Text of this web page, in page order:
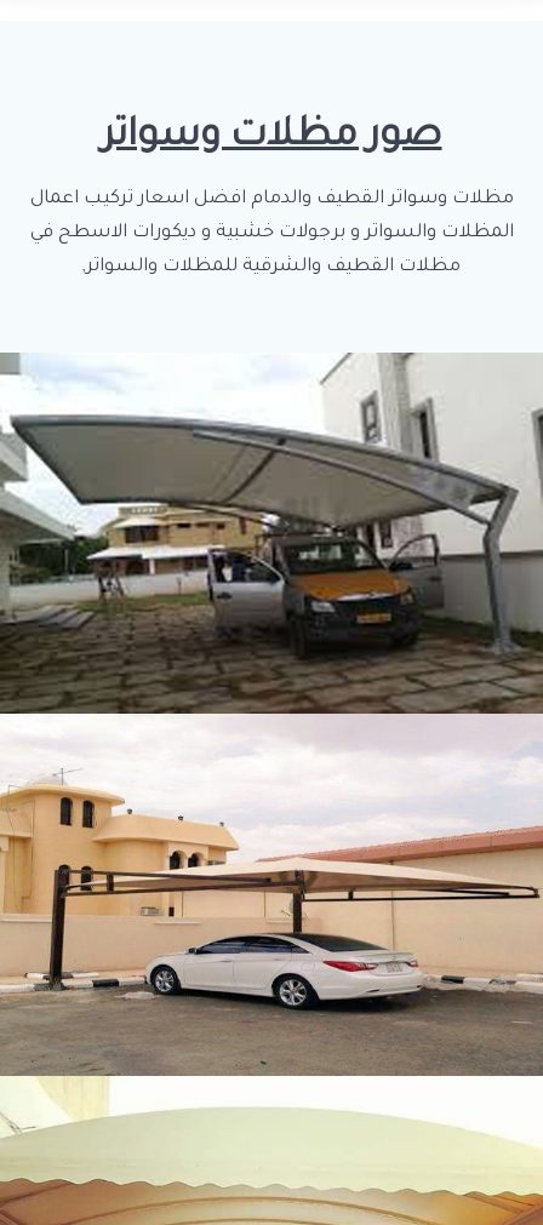
صور مظلات وسواتر
مظلات وسواتر القطيف والدمام افضل اسعار تركيب اعمال
المظلات والسواتر و برجولات خشبية و ديكورات الاسطح في
مظلات القطيف والشرقية للمظلات والسواتر,